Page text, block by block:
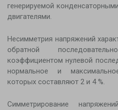
генерируемой
двигателями.
Несимметрия напряжений
обратной
коэффициентом нулевой
нормальное и
которых составляют 2 и 4 %.
Симметрирование